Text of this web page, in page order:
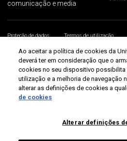
comunicação e media
Proteção de dados Termos de utilização
Universidade de Aveiro 2026
Ao aceitar a política de cookies da
deverá ter em consideração que o
cookies no seu dispositivo possibilita
utilização e a melhoria de navegação
alterar as definições de cookies a
de cookies
Alterar definições